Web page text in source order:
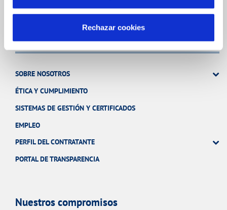
Rechazar cookies
Conócenos
SOBRE NOSOTROS
ÉTICA Y CUMPLIMIENTO
SISTEMAS DE GESTIÓN Y CERTIFICADOS
EMPLEO
PERFIL DEL CONTRATANTE
PORTAL DE TRANSPARENCIA
Nuestros compromisos